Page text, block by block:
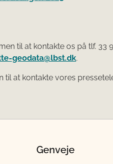
til at kontakte os på tlf. 33
geodata@lbst.dk.
at kontakte vores
Genveje